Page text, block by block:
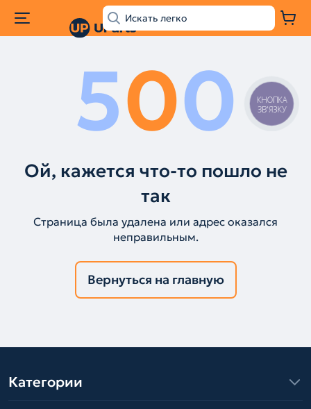
500
Ой, кажется что-то пошло не
так
Страница была удалена или адрес оказался
неправильным.
Вернуться на главную
Категории
КНОПКА
ЗВ'ЯЗКУ